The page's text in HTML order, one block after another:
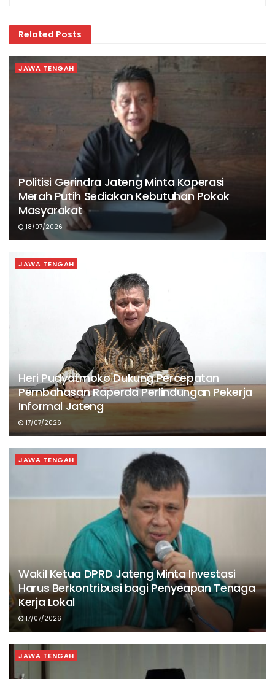
Related Posts
JAWA TENGAH
Politisi Gerindra Jateng Minta Koperasi
Merah Putih Sediakan Kebutuhan Pokok
Masyarakat
18/07/2026
JAWA TENGAH
Heri Pudyatmoko Dukung Percepatan
Pembahasan Raperda Perlindungan Pekerja
Informal Jateng
17/07/2026
JAWA TENGAH
Wakil Ketua DPRD Jateng Minta Investasi
Harus Berkontribusi bagi Penyeapan Tenaga
Kerja Lokal
17/07/2026
JAWA TENGAH